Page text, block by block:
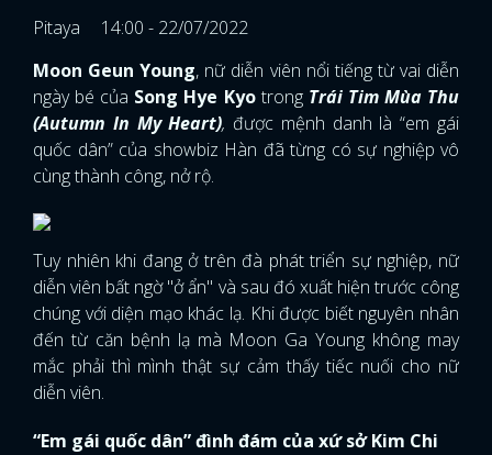
Pitaya
14:00 - 22/07/2022
Moon Geun Young, nữ diễn viên nổi tiếng từ vai diễn
ngày bé của Song Hye Kyotrong Trái Tim Mùa Thu
(Autumn In My Heart), được mệnh danh là “em gái
quốc dân” của showbiz Hàn đã từng có sự nghiệp vô
cùng thành công, nở rộ.
Tuy nhiên khi đang ở trên đà phát triển sự nghiệp, nữ
diễn viên bất ngờ "ở ẩn" và sau đó xuất hiện trước công
chúng với diện mạo khác lạ. Khi được biết nguyên nhân
đến từ căn bệnh lạ mà Moon Ga Young không may
mắc phải thì mình thật sự cảm thấy tiếc nuối cho nữ
diễn viên.
“Em gái quốc dân” đình đám của xứ sở Kim Chi